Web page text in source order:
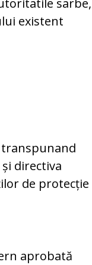
sarbe,
existent
directiva
de protecție
aprobată